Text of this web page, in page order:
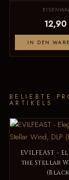
12,90
IN DEN
BELIEBTE
ARTIKELS
EVILFEAST -
the Stellar